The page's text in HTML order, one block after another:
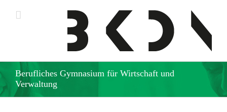
Berufliches Gymnasium für Wirtschaft und
Verwaltung